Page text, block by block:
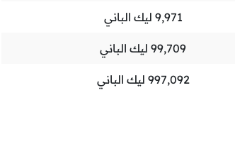
9,971 ليك الباني
99,709 ليك الباني
997,092 ليك الباني